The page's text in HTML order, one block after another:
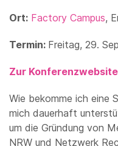
Ort: Factory Campus,
Termin: Freitag, 29.
Zur
Wie bekomme ich eine
mich dauerhaft
um die Gründung von
NRW und Netzwerk